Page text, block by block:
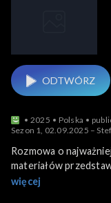
ODTWÓRZ
2025 Polska
Sezon 1, 02.09.2025 –
Rozmowa o
materiałów
informacyjnego.
więcej